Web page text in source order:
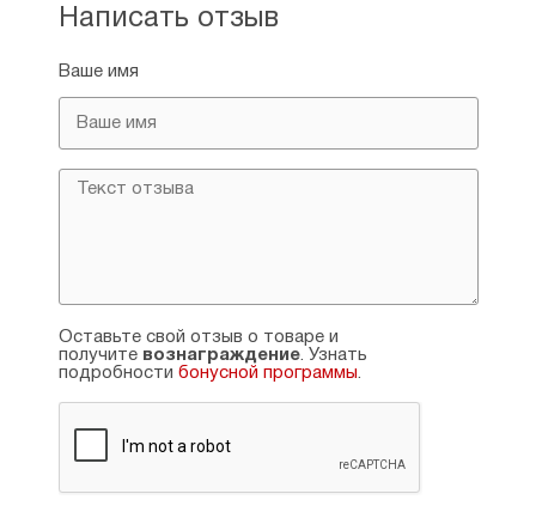
Написать отзыв
Ваше имя
Оставьте свой отзыв о товаре и
получите вознаграждение. Узнать
подробности бонусной программы.